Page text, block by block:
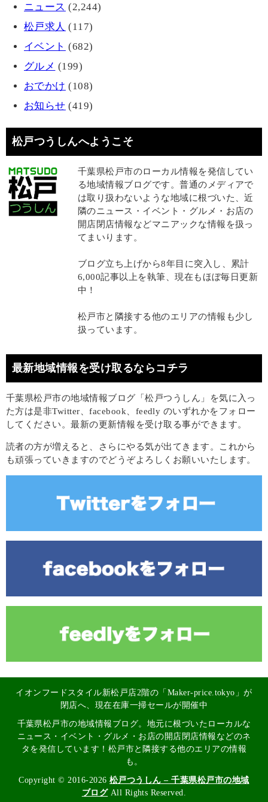
ニュース (2,244)
松戸求人 (117)
イベント (682)
グルメ (199)
おでかけ (108)
お知らせ (419)
松戸つうしんへようこそ
千葉県松戸市のローカル情報を発信してい
る地域情報ブログです。普通のメディアで
は取り扱わないような地域に根づいた、近
隣のニュース・イベント・グルメ・お店の
開店閉店情報などマニアックな情報を扱っ
てまいります。
ブログ立ち上げから8年目に突入し、累計
6,000記事以上を執筆、現在もほぼ毎日更新
中！
松戸市と隣接する他のエリアの情報も少し
扱っています。
最新地域情報を受け取るならコチラ
千葉県松戸市の地域情報ブログ「松戸つうしん」を気に入っ
た方は是非Twitter、facebook、feedly のいずれかをフォロー
してください。最新の更新情報を受け取る事ができます。
読者の方が増えると、さらにやる気が出てきます。これから
も頑張っていきますのでどうぞよろしくお願いいたします。
イオンフードスタイル新松戸店2階の「Maker-price.tokyo」が
閉店へ、現在在庫一掃セールが開催中
千葉県松戸市の地域情報ブログ。地元に根づいたローカルな
ニュース・イベント・グルメ・お店の開店閉店情報などのネ
タを発信しています！松戸市と隣接する他のエリアの情報
も。
Copyright © 2016-2026 松戸つうしん – 千葉県松戸市の地域
ブログAll Rights Reserved.